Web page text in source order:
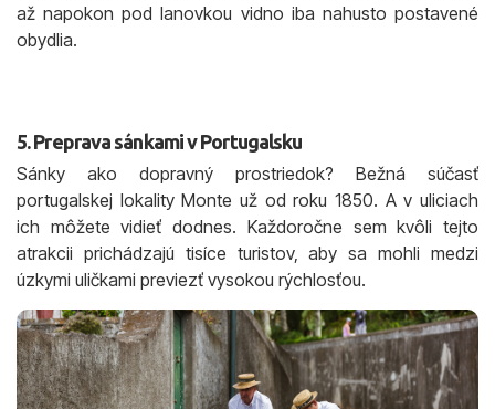
až napokon pod lanovkou vidno iba nahusto postavené
obydlia.
5. Preprava sánkami v Portugalsku
Sánky ako dopravný prostriedok? Bežná súčasť
portugalskej lokality Monte už od roku 1850. A v uliciach
ich môžete vidieť dodnes. Každoročne sem kvôli tejto
atrakcii prichádzajú tisíce turistov, aby sa mohli medzi
úzkymi uličkami previezť vysokou rýchlosťou.